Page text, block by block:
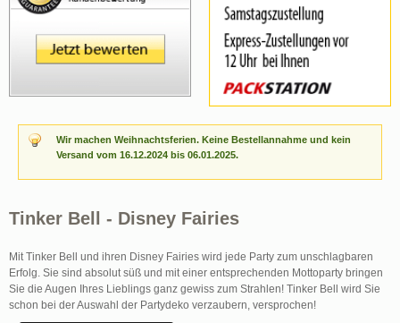
Wir machen Weihnachtsferien. Keine Bestellannahme und kein
Versand vom 16.12.2024 bis 06.01.2025.
Tinker Bell - Disney Fairies
Mit Tinker Bell und ihren Disney Fairies wird jede Party zum unschlagbaren
Erfolg. Sie sind absolut süß und mit einer entsprechenden Mottoparty bringen
Sie die Augen Ihres Lieblings ganz gewiss zum Strahlen! Tinker Bell wird Sie
schon bei der Auswahl der Partydeko verzaubern, versprochen!